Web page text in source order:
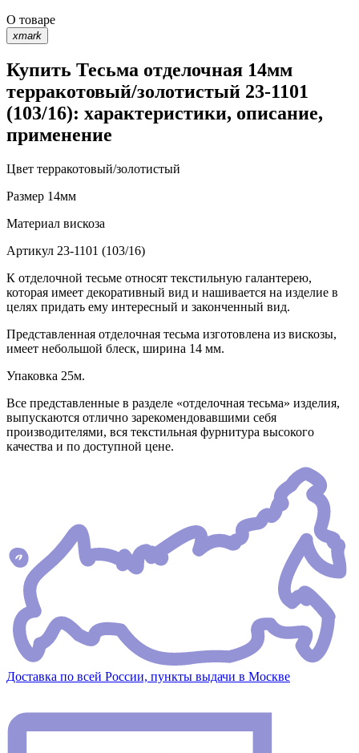
О товаре
xmark
Купить Тесьма отделочная 14мм
терракотовый/золотистый 23-1101
(103/16): характеристики, описание,
применение
Цвет терракотовый/золотистый
Размер 14мм
Материал вискоза
Артикул 23-1101 (103/16)
К отделочной тесьме относят текстильную галантерею,
которая имеет декоративный вид и нашивается на изделие в
целях придать ему интересный и законченный вид.
Представленная отделочная тесьма изготовлена из вискозы,
имеет небольшой блеск, ширина 14 мм.
Упаковка 25м.
Все представленные в разделе «отделочная тесьма» изделия,
выпускаются отлично зарекомендовавшими себя
производителями, вся текстильная фурнитура высокого
качества и по доступной цене.
Доставка по всей России, пункты выдачи в Москве